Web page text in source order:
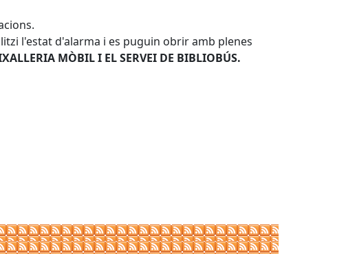
l'estat d'alarma i es puguin obrir amb plenes
MÒBIL I EL SERVEI DE BIBLIOBÚS.